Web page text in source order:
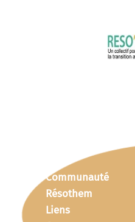
Communauté
Résothem
Liens